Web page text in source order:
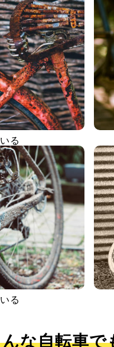
る
る
な自転車で